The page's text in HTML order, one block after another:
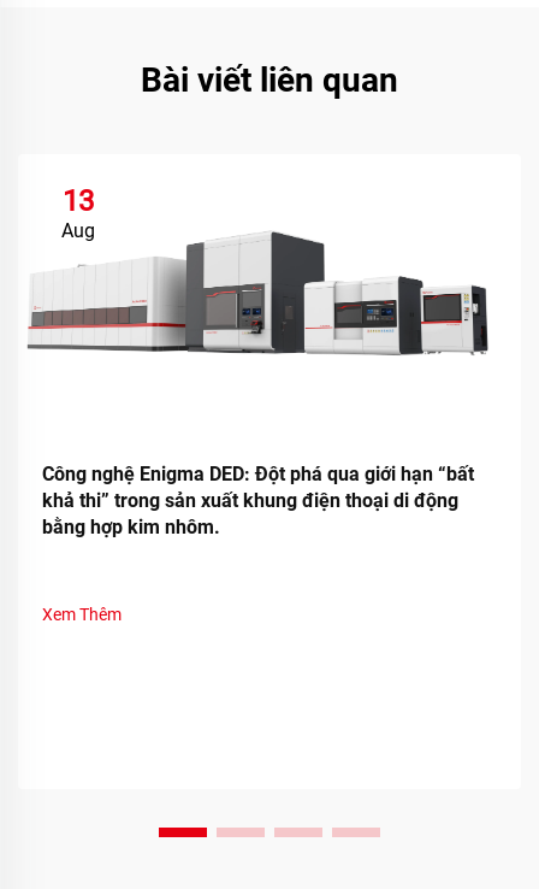
Bài viết liên quan
13
Aug
Công nghệ Enigma DED: Đột phá qua giới hạn “bất
khả thi” trong sản xuất khung điện thoại di động
bằng hợp kim nhôm.
Xem Thêm